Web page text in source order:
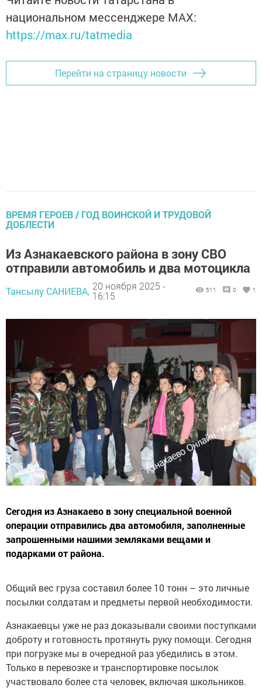
национальном мессенджере MАХ:
https://max.ru/tatmedia
Перейти на страницу новости
ВРЕМЯ ГЕРОЕВ / ГОД ВОИНСКОЙ И ТРУДОВОЙ
ДОБЛЕСТИ
Из Азнакаевского района в зону СВО
отправили автомобиль и два мотоцикла
Тансылу САНИЕВА, 20 ноября 2025 -
16:15
511 0 1
Сегодня из Азнакаево в зону специальной военной
операции отправились два автомобиля, заполненные
запрошенными нашими земляками вещами и
подарками от района.
Общий вес груза составил более 10 тонн – это личные
посылки солдатам и предметы первой необходимости.
Азнакаевцы уже не раз доказывали своими поступками
доброту и готовность протянуть руку помощи. Сегодня
при погрузке мы в очередной раз убедились в этом.
Только в перевозке и транспортировке посылок
участвовало более ста человек, включая школьников.